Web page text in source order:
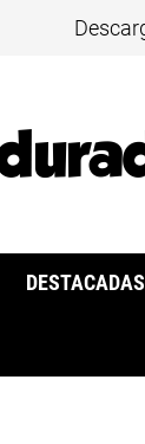
DESTACADAS